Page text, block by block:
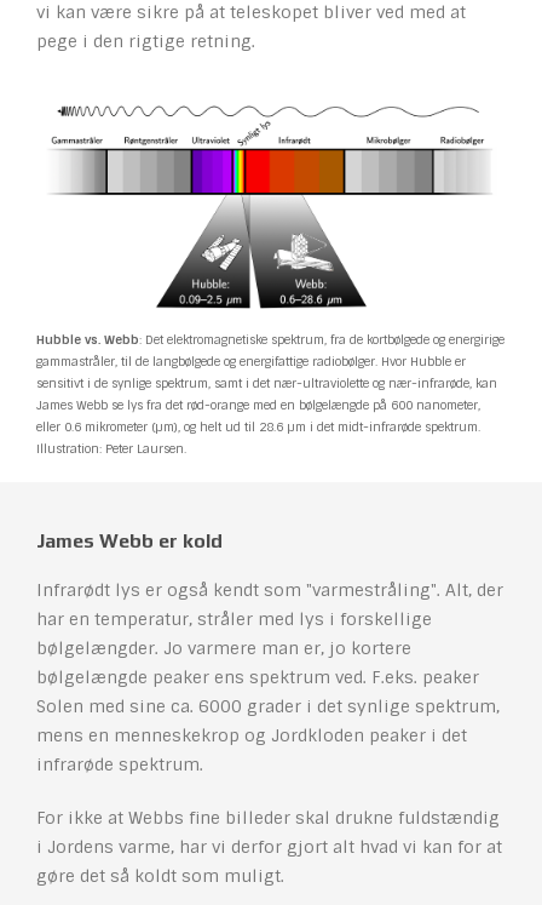
vi kan være sikre på at teleskopet bliver ved med at
pege i den rigtige retning.
Hubble vs. Webb: Det elektromagnetiske spektrum, fra de kortbølgede og energirige
gammastråler, til de langbølgede og energifattige radiobølger. Hvor Hubble er
sensitivt i de synlige spektrum, samt i det nær-ultraviolette og nær-infrarøde, kan
James Webb se lys fra det rød-orange med en bølgelængde på 600 nanometer,
eller 0.6 mikrometer (µm), og helt ud til 28.6 µm i det midt-infrarøde spektrum.
Illustration: Peter Laursen.
James Webb er kold
Infrarødt lys er også kendt som "varmestråling". Alt, der
har en temperatur, stråler med lys i forskellige
bølgelængder. Jo varmere man er, jo kortere
bølgelængde peaker ens spektrum ved. F.eks. peaker
Solen med sine ca. 6000 grader i det synlige spektrum,
mens en menneskekrop og Jordkloden peaker i det
infrarøde spektrum.
For ikke at Webbs fine billeder skal drukne fuldstændig
i Jordens varme, har vi derfor gjort alt hvad vi kan for at
gøre det så koldt som muligt.